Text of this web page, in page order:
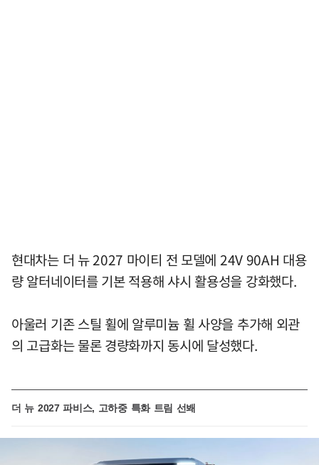
현대차는 더 뉴 2027 마이티 전 모델에 24V 90AH 대용
량 알터네이터를 기본 적용해 샤시 활용성을 강화했다.
아울러 기존 스틸 휠에 알루미늄 휠 사양을 추가해 외관
의 고급화는 물론 경량화까지 동시에 달성했다.
더 뉴 2027 파비스, 고하중 특화 트림 선봬